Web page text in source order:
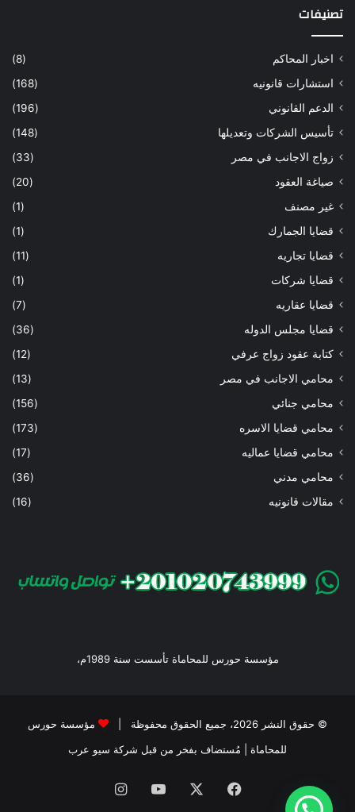
تصنيفات
اخبار المحاكم
(8)
استشارات قانونيه
(168)
الدعم القانوني
(196)
تأسيس الشركات وتعديلها
(148)
زواج الاجانب في مصر
(33)
صياغة العقود
(20)
غير مصنف
(1)
قضايا الجمارك
(1)
قضايا تجاريه
(11)
قضايا شركات
(1)
قضايا عقاريه
(7)
قضايا مجلس الدوله
(36)
كتابة عقود زواج عرفي
(12)
محامي الاجانب في مصر
(13)
محامي جنائي
(156)
محامي قضايا الاسره
(173)
محامي قضايا عماليه
(17)
محامي مدني
(36)
مقالات قانونيه
(16)
مؤسسة حورس للمحاماة تأسست سنة 1989م،
© حقوق النشر 2026، جميع الحقوق محفوظة |
مؤسسة حورس
للمحاماة
| مُستضاف بفخر من قبل شركة سيو عرب
فيسبوك ‫YouTubeانستقرام